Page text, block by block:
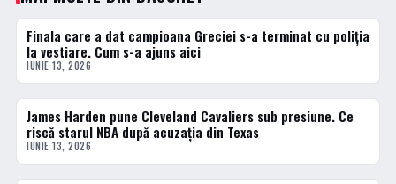
BASCHET
Finala care a dat campioana Greciei s-a terminat cu poliția
la vestiare. Cum s-a ajuns aici
IUNIE 13, 2026
BASCHET
James Harden pune Cleveland Cavaliers sub presiune. Ce
riscă starul NBA după acuzația din Texas
IUNIE 13, 2026